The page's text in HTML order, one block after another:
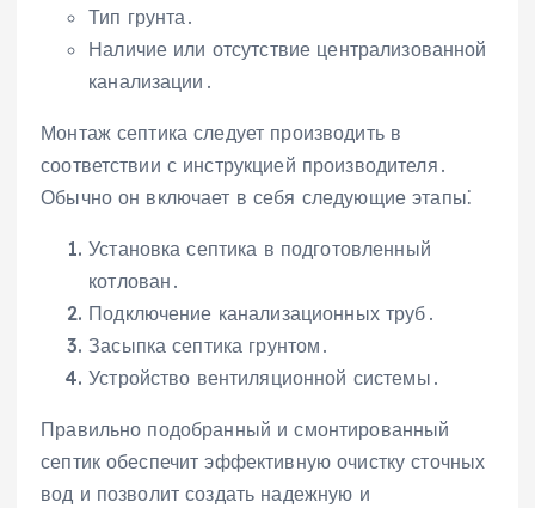
Тип грунта․
Наличие или отсутствие централизованной
канализации․
Монтаж септика следует производить в
соответствии с инструкцией производителя․
Обычно он включает в себя следующие этапы⁚
Установка септика в подготовленный
котлован․
Подключение канализационных труб․
Засыпка септика грунтом․
Устройство вентиляционной системы․
Правильно подобранный и смонтированный
септик обеспечит эффективную очистку сточных
вод и позволит создать надежную и